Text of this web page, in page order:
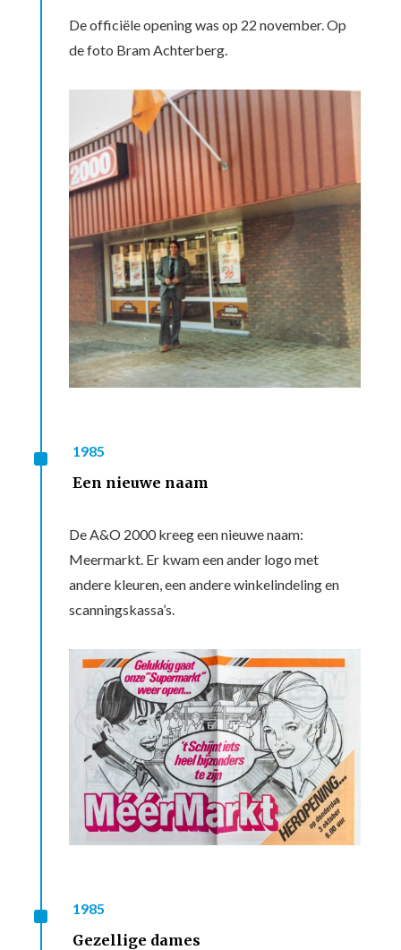
De officiële opening was op 22 november. Op
de foto Bram Achterberg.
^ 1985
Een nieuwe naam
De A&O 2000 kreeg een nieuwe naam:
Meermarkt. Er kwam een ander logo met
andere kleuren, een andere winkelindeling en
scanningskassa’s.
^ 1985
Gezellige dames